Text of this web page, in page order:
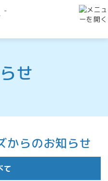
-
せ
からのお知らせ
て